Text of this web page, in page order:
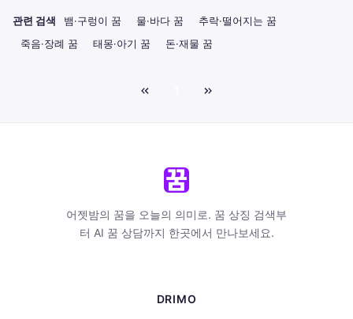
관련 검색 뱀·구렁이 꿈 물·바다 꿈
추락·떨어지는 꿈
죽음·장례 꿈
태몽·아기 꿈 돈·재물 꿈
어젯밤의 꿈을 오늘의 의미로. 꿈 상징 검색부
터 AI 꿈 상담까지 한곳에서 만나보세요.
DRIMO